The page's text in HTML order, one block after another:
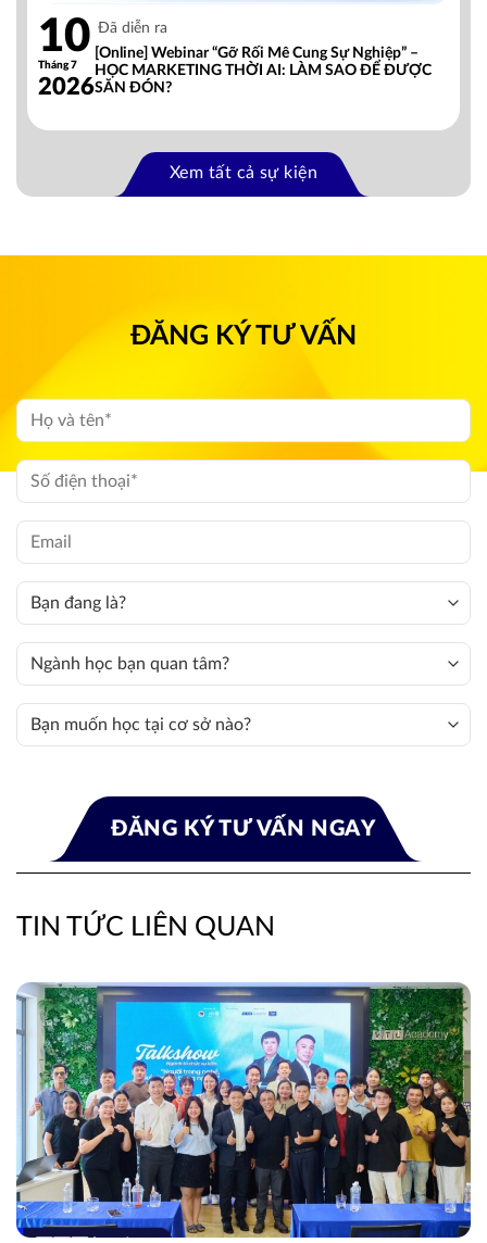
10
Tháng 7
2026
Đã diễn ra
[Online] Webinar “Gỡ Rối Mê Cung Sự Nghiệp” –
HỌC MARKETING THỜI AI: LÀM SAO ĐỂ ĐƯỢC
SĂN ĐÓN?
Xem tất cả sự kiện
ĐĂNG KÝ TƯ VẤN
TIN TỨC LIÊN QUAN